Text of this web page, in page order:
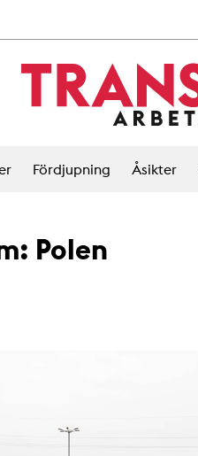
Fördjupning Åsikter
Polen